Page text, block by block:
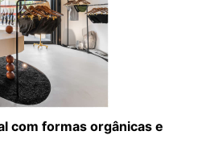
com formas orgânicas e